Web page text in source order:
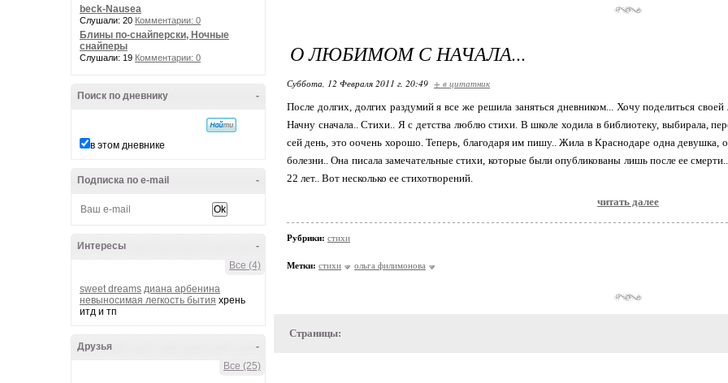
beck-Nausea
Слушали: 20 Комментарии: 0
Блины по-снайперски, Ночные
снайперы
Слушали: 19 Комментарии: 0
-
Поиск по дневнику
в этом дневнике
-
Подписка по e-mail
-
Интересы
Все (4)
sweet dreams диана арбенина
невыносимая легкость бытия хрень
итд и тп
-
Друзья
Все (25)
О ЛЮБИМОМ С НАЧАЛА...
Суббота, 12 Февраля 2011 г. 20:49 + в цитатник
После долгих, долгих раздумий я все же решила заняться дневником... Хочу поделиться
Начну сначала.. Стихи.. Я с детства люблю стихи. В школе ходила в библиотеку, выбирала,
сей день, это оочень хорошо. Теперь, благодаря им пишу.. Жила в Краснодаре одна девушка,
болезни.. Она писала замечательные стихи, которые были опубликованы лишь после ее
22 лет.. Вот несколько ее стихотворений.
читать далее
Рубрики: стихи
Метки: стихи ольга филимонова
Страницы: